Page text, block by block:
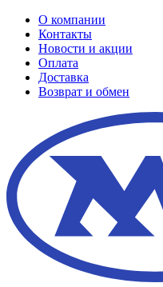
О компании
Контакты
Новости и акции
Оплата
Доставка
Возврат и обмен